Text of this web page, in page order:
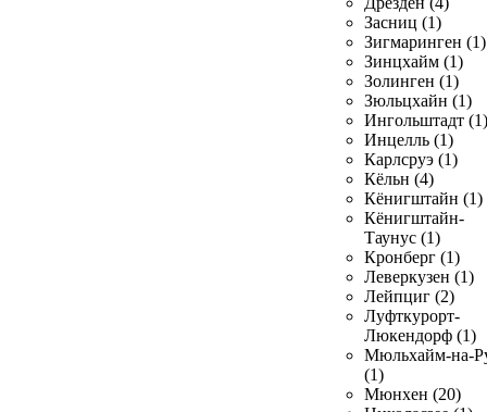
Засниц (1)
Зигмаринген (1)
Зинцхайм (1)
Золинген (1)
Зюльцхайн (1)
Ингольштадт (1)
Инцелль (1)
Карлсруэ (1)
Кёльн (4)
Кёнигштайн (1)
Кёнигштайн-
Таунус (1)
Кронберг (1)
Леверкузен (1)
Лейпциг (2)
Луфткурорт-
Люкендорф (1)
Мюльхайм-на-
(1)
Мюнхен (20)